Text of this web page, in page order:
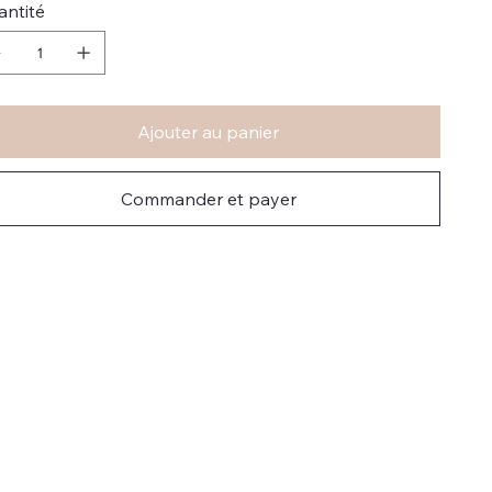
Ajouter au panier
Commander et payer